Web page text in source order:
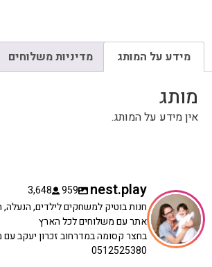
מידע על המותג מדיניות משלוחים
מותג
אין מידע על המותג.
nest.play
959
3,648
חנות בוטיק למשחקים לילדים, הנעלה,
אתר עם משלוחים לכל הארץ
בחצר קסומה במדרחוב זכרון יעקב
0512525380